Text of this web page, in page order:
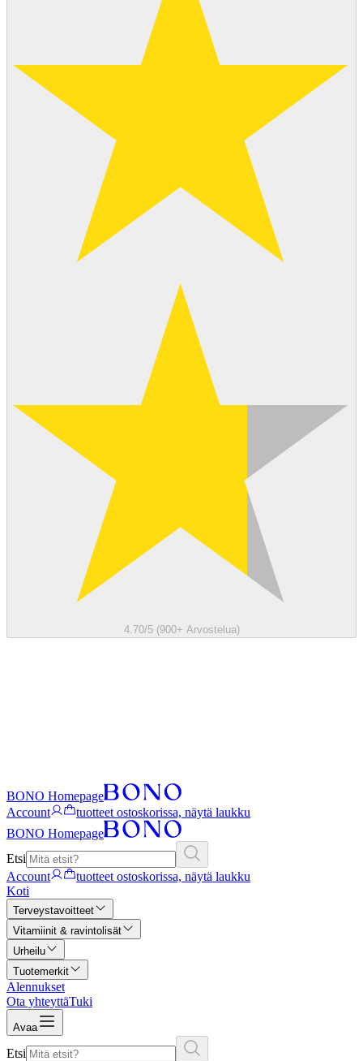
4.70/5 (900+ Arvostelua)
BONO Homepage
Account
tuotteet ostoskorissa, näytä laukku
BONO Homepage
Etsi
Account
tuotteet ostoskorissa, näytä laukku
Koti
Terveystavoitteet
Vitamiinit & ravintolisät
Urheilu
Tuotemerkit
Alennukset
Ota yhteyttäTuki
Avaa
Etsi